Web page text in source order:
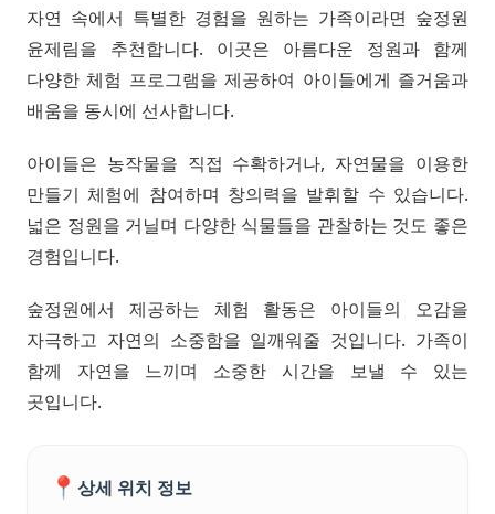
자연 속에서 특별한 경험을 원하는 가족이라면 숲정원
윤제림을 추천합니다. 이곳은 아름다운 정원과 함께
다양한 체험 프로그램을 제공하여 아이들에게 즐거움과
배움을 동시에 선사합니다.
아이들은 농작물을 직접 수확하거나, 자연물을 이용한
만들기 체험에 참여하며 창의력을 발휘할 수 있습니다.
넓은 정원을 거닐며 다양한 식물들을 관찰하는 것도 좋은
경험입니다.
숲정원에서 제공하는 체험 활동은 아이들의 오감을
자극하고 자연의 소중함을 일깨워줄 것입니다. 가족이
함께 자연을 느끼며 소중한 시간을 보낼 수 있는
곳입니다.
📍 상세 위치 정보